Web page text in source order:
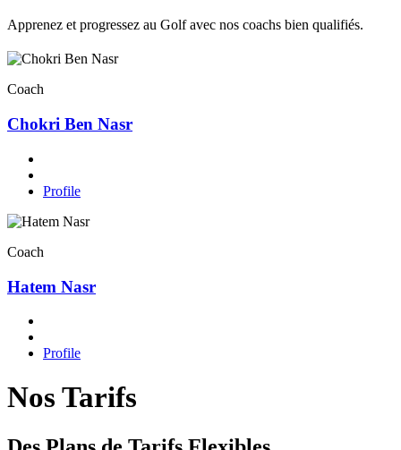
Apprenez et progressez au Golf avec nos coachs bien qualifiés.
Coach
Chokri Ben Nasr
Profile
Coach
Hatem Nasr
Profile
Nos Tarifs